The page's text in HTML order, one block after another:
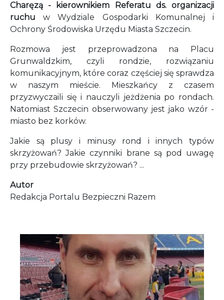
Charęzą - kierownikiem Referatu ds. organizacji
ruchuw Wydziale Gospodarki Komunalnej i
Ochrony Środowiska Urzędu Miasta Szczecin.
Rozmowa jest przeprowadzona na Placu
Grunwaldzkim, czyli rondzie, rozwiązaniu
komunikacyjnym, które coraz częściej się sprawdza
w naszym mieście. Mieszkańcy z czasem
przyzwyczaili się i nauczyli jeżdżenia po rondach.
Natomiast Szczecin obserwowany jest jako wzór -
miasto bez korków.
Jakie są plusy i minusy rond i innych typów
skrzyżowań? Jakie czynniki brane są pod uwagę
przy przebudowie skrzyżowań? ...
Autor
Redakcja Portalu Bezpieczni Razem